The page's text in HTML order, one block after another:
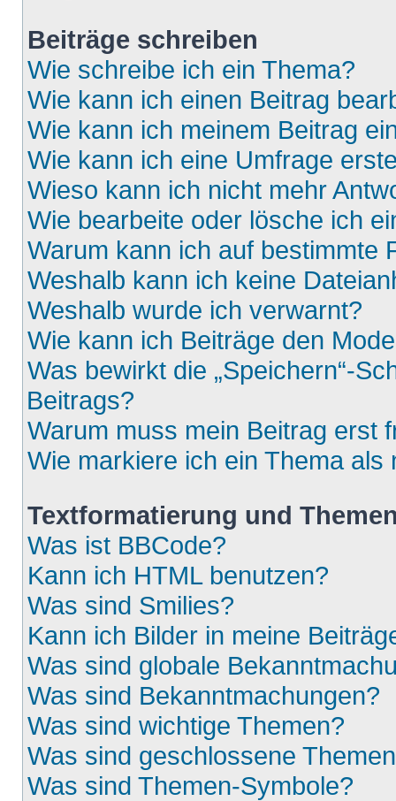
Beiträge schreiben
Wie schreibe ich ein Thema?
Wie kann ich einen Beitrag
Wie kann ich meinem Beitrag
Wie kann ich eine Umfrage
Wieso kann ich nicht mehr
Wie bearbeite oder lösche ich
Warum kann ich auf bestimmte
Weshalb kann ich keine
Weshalb wurde ich verwarnt?
Wie kann ich Beiträge den
Was bewirkt die „Speichern“-
Beitrags?
Warum muss mein Beitrag erst
Wie markiere ich ein Thema als
Textformatierung und
Was ist BBCode?
Kann ich HTML benutzen?
Was sind Smilies?
Kann ich Bilder in meine
Was sind globale
Was sind Bekanntmachungen?
Was sind wichtige Themen?
Was sind geschlossene
Was sind Themen-Symbole?